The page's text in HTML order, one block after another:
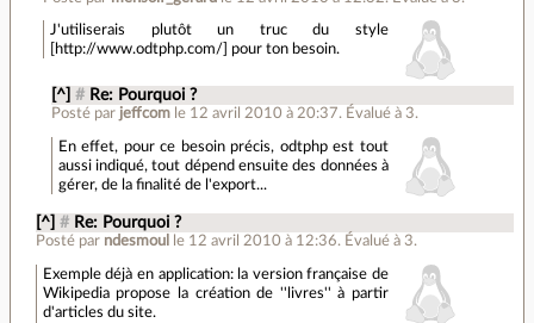
J'utiliserais plutôt un truc du style
[http://www.odtphp.com/] pour ton besoin.
[^] # Re: Pourquoi ?
Posté par jeffcom le 12 avril 2010 à 20:37.Évalué à 3.
En effet, pour ce besoin précis, odtphp est tout
aussi indiqué, tout dépend ensuite des données à
gérer, de la finalité de l'export...
[^] # Re: Pourquoi ?
Posté par ndesmoul le 12 avril 2010 à 12:36.Évalué à 3.
Exemple déjà en application: la version française de
Wikipedia propose la création de ''livres'' à partir
d'articles du site.